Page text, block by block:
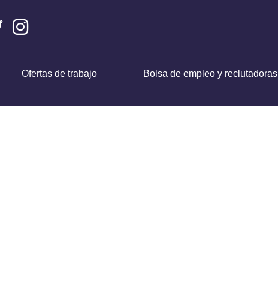
Ofertas de trabajo Bolsa de empleo y reclutadoras